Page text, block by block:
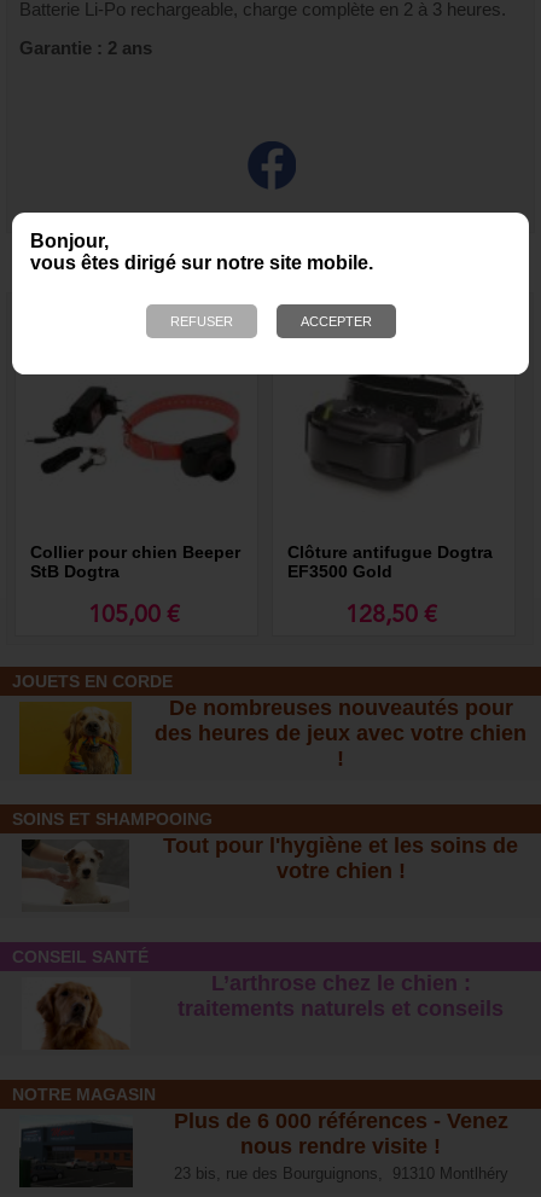
Bonjour,
vous êtes dirigé sur notre site mobile.
Batterie Li-Po rechargeable, charge complète en 2 à 3 heures.
Garantie : 2 ans
NOUS VOUS RECOMMANDONS ÉGALEMENT
Collier pour chien Beeper
StB Dogtra
105,00 €
Clôture antifugue Dogtra
EF3500 Gold
128,50 €
JOUETS EN CORDE
De nombreuses nouveautés pour
des heures de jeux avec votre chien
!
SOINS ET SHAMPOOING
Tout pour l'hygiène et les soins de
votre chien !
CONSEIL SANTÉ
L’arthrose chez le chien :
traitements naturels et conseils
NOTRE MAGASIN
Plus de 6 000 références - Venez
nous rendre visite !
23 bis, rue des Bourguignons, 91310 Montlhéry